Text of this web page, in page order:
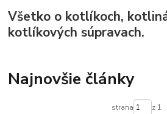
Všetko o kotlíkoch,
kotlíkových súpravach.
Najnovšie články
strana z 1